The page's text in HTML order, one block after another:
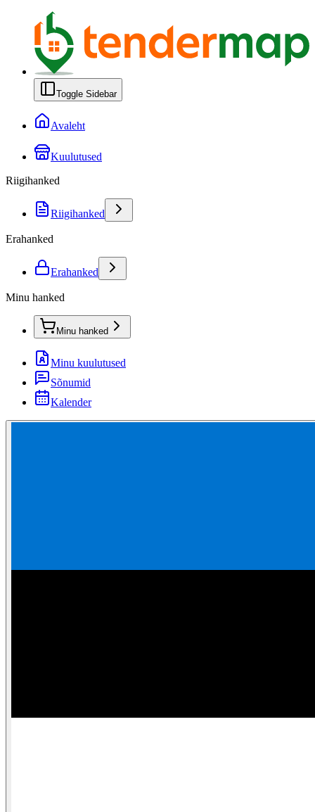
Toggle Sidebar
Avaleht
Kuulutused
Riigihanked
Riigihanked
Erahanked
Erahanked
Minu hanked
Minu hanked
Minu kuulutused
Sõnumid
Kalender